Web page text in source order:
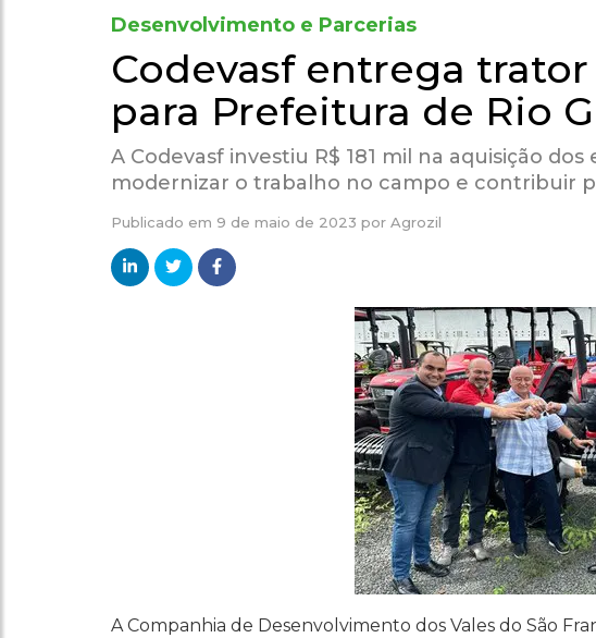
Desenvolvimento e Parcerias
Codevasf entrega
para Prefeitura de Rio
A Codevasf investiu R$ 181 mil na aquisição
modernizar o trabalho no campo e contribuir
Publicado em 9 de maio de 2023 por Agrozil
A Companhia de Desenvolvimento dos Vales do São